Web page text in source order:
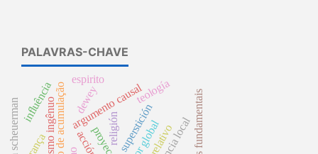
PALAVRAS-CHAVE
argumento causal
superstición
religión
realismo ingênuo dewey teología
espirito
influência
acción